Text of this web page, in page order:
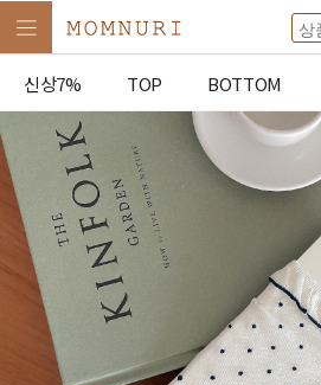
신상7% TOP BOTTOM